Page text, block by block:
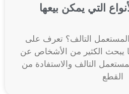
التي يمكن بيعها
التالف؟ تعرف على
يبحث الكثير من الأشخاص عن
التالف والاستفادة من
القطع